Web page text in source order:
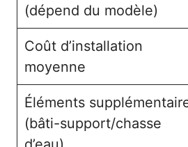
(dépend du modèle)
Coût d’installation
moyenne
Éléments
(bâti-support/chasse